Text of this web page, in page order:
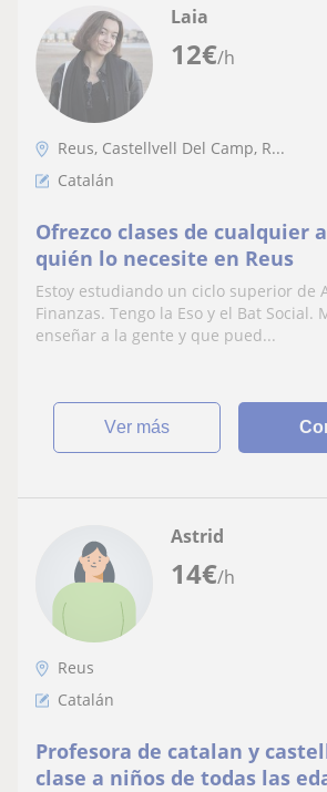
12€/h
Laia
Reus, Castellvell Del Camp, R...
Catalán
Ofrezco clases de cualquier
quién lo necesite en Reus
Estoy estudiando un ciclo superior de
Finanzas. Tengo la Eso y el Bat Social.
enseñar a la gente y que pued...
ver más
14€/h
Astrid
Reus
Catalán
Profesora de catalan y
clase a niños de todas las